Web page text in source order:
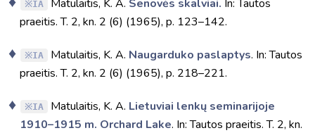
IA Matulaitis, K. A. Senovės skalviai. In: Tautos
praeitis. T. 2, kn. 2 (6) (1965), p. 123–142.
IA Matulaitis, K. A. Naugarduko paslaptys. In: Tautos
praeitis. T. 2, kn. 2 (6) (1965), p. 218–221.
IA Matulaitis, K. A. Lietuviai lenkų seminarijoje
1910–1915 m. Orchard Lake. In: Tautos praeitis. T. 2, kn.